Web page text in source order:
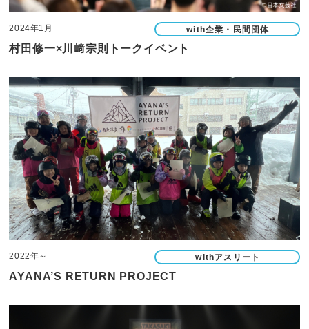
2024年1月 with企業・民間団体
村田修一×川﨑宗則トークイベント
2022年～ withアスリート
AYANA’S RETURN PROJECT